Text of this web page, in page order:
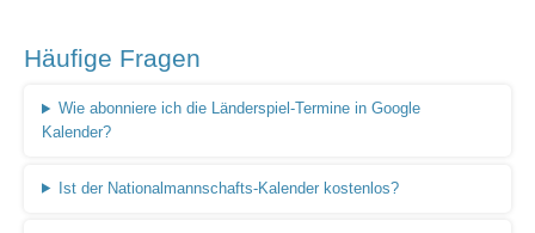
Häufige Fragen
Wie abonniere ich die Länderspiel-Termine in Google
Kalender?
Ist der Nationalmannschafts-Kalender kostenlos?